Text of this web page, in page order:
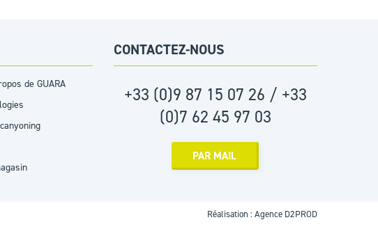
de GUARA
CONTACTEZ-NOUS
+33 (0)9 87 15 07 26 / +33
(0)7 62 45 97 03
PAR MAIL
Réalisation : Agence D2PROD